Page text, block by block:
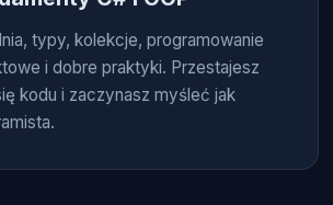
typy, kolekcje, programowanie
i dobre praktyki. Przestajesz
kodu i zaczynasz myśleć jak